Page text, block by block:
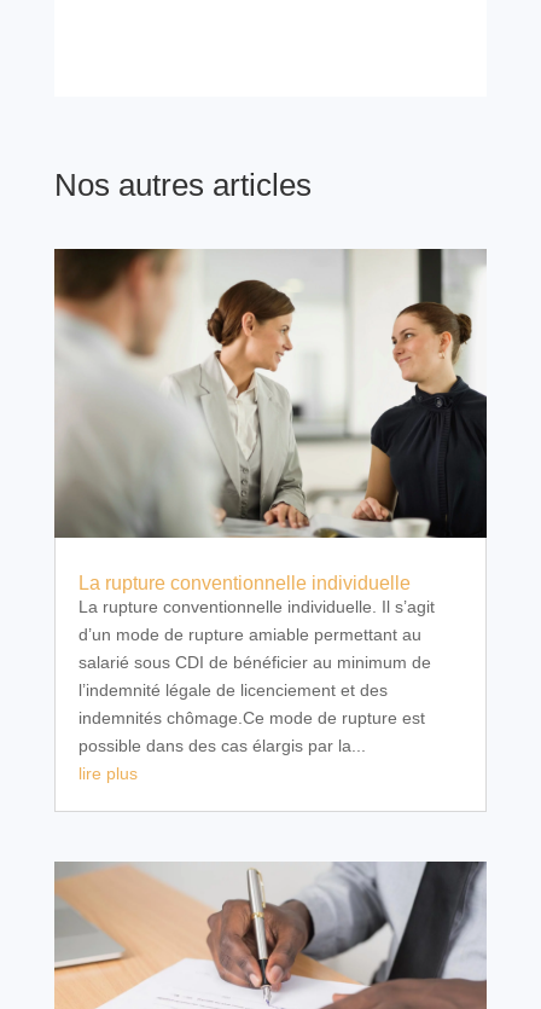
Nos autres articles
La rupture conventionnelle individuelle
La rupture conventionnelle individuelle. Il s’agit
d’un mode de rupture amiable permettant au
salarié sous CDI de bénéficier au minimum de
l’indemnité légale de licenciement et des
indemnités chômage.Ce mode de rupture est
possible dans des cas élargis par la...
lire plus